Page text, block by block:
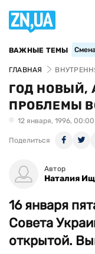
ВАЖНЫЕ ТЕМЫ
ГЛАВНАЯ
ГОД НОВЫЙ,
ПРОБЛЕМЫ
12 января, 1996, 00:00
Поделиться
Автор
Наталия
16 января
Совета
открытой.